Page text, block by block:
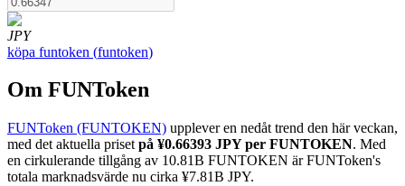
COIN-M Futures
Futures för kryptovaluta
JPY
köpa funtoken (funtoken)
Om FUNToken
FUNToken (FUNTOKEN) upplever en nedåt trend den här veckan,
med det aktuella priset på ¥0.66393 JPY per FUNTOKEN. Med
en cirkulerande tillgång av 10.81B FUNTOKEN är FUNToken's
totala marknadsvärde nu cirka ¥7.81B JPY.